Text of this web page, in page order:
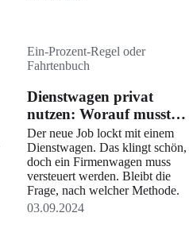
Ein-Prozent-Regel oder
Fahrtenbuch
Dienstwagen privat
nutzen: Worauf musst
du achten?
Der neue Job lockt mit einem
Dienstwagen. Das klingt schön,
doch ein Firmenwagen muss
versteuert werden. Bleibt die
Frage, nach welcher Methode.
03.09.2024